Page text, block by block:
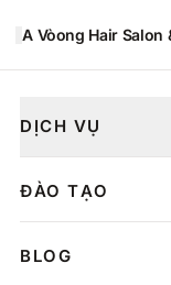
21:00
A Vòong Hair Salon
DỊCH VỤ
ĐÀO TẠO
BLOG
Tết:
Khi Năm